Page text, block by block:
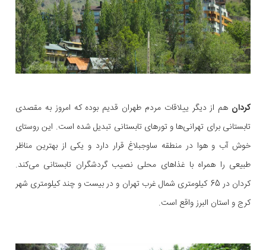
کردان هم از دیگر ییلاقات مردم طهران قدیم بوده که امروز به مقصدی
تابستانی برای تهرانی‌ها و تورهای تابستانی تبدیل شده است. این روستای
خوش‌ آب و هوا در منطقه ساوجبلاغ قرار دارد و یکی از بهترین مناظر
طبیعی را همراه با غذاهای محلی نصیب گردشگران تابستانی می‌کند.
کردان در 65 کیلومتری شمال غرب تهران و در بیست و چند کیلومتری شهر
کرج و استان البرز واقع است.